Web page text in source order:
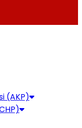
(AKP)